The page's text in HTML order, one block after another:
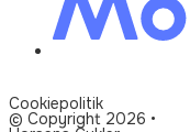
Cookiepolitik
© Copyright 2026 •